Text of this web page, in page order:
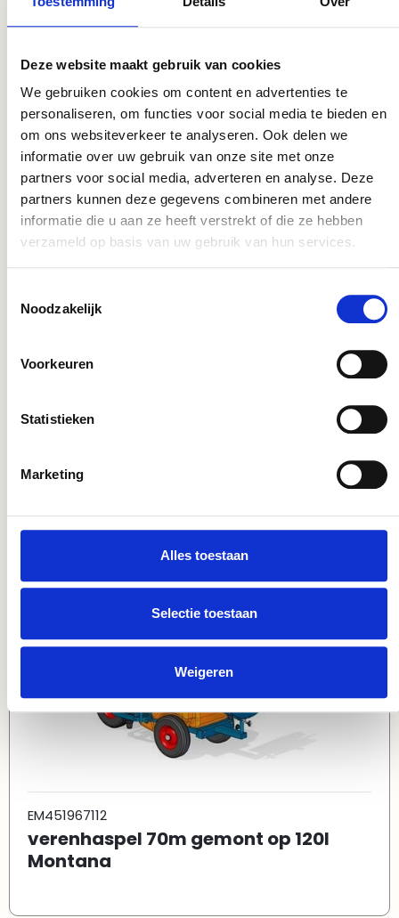
Deze website maakt gebruik van cookies
We gebruiken cookies om content en advertenties te
personaliseren, om functies voor social media te bieden en
om ons websiteverkeer te analyseren. Ook delen we
informatie over uw gebruik van onze site met onze
partners voor social media, adverteren en analyse. Deze
partners kunnen deze gegevens combineren met andere
informatie die u aan ze heeft verstrekt of die ze hebben
verzameld op basis van uw gebruik van hun services.
Noodzakelijk
Voorkeuren
Statistieken
Marketing
Alles toestaan
Selectie toestaan
Weigeren
APH908
veerhaspel voor max. 35 mtr 3/8"
slang
veerhaspel voor max15 mtr 3/8"
EM451967112
verenhaspel 70m gemont op 120l
Montana